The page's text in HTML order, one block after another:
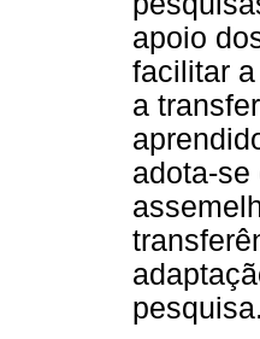
apoio
facilitar
a
adota-se
pesquisa.